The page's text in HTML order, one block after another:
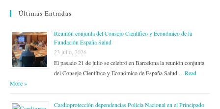
Últimas Entradas
Reunión conjunta del Consejo Científico y Económico de la
Fundación España Salud
23 julio, 2026
El pasado 21 de julio se celebró en Barcelona la reunión conjunta
del Consejo Científico y Económico de España Salud … Read
More »
Cardioprotección dependencias Policía Nacional en el Principado